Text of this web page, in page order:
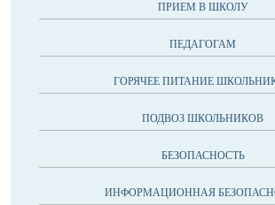
ПРИЕМ В ШКОЛУ
ПЕДАГОГАМ
ГОРЯЧЕЕ ПИТАНИЕ
ПОДВОЗ ШКОЛЬНИКОВ
БЕЗОПАСНОСТЬ
ИНФОРМАЦИОННАЯ